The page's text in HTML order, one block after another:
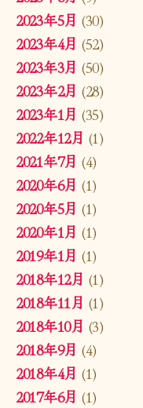
2023年5月 (30)
2023年4月 (52)
2023年3月 (50)
2023年2月 (28)
2023年1月 (35)
2022年12月 (1)
2021年7月 (4)
2020年6月 (1)
2020年5月 (1)
2020年1月 (1)
2019年1月 (1)
2018年12月 (1)
2018年11月 (1)
2018年10月 (3)
2018年9月 (4)
2018年4月 (1)
2017年6月 (1)